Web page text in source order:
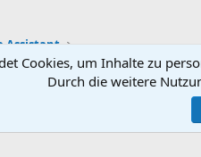
Assistant
Cookies, um Inhalte zu
Durch die weitere